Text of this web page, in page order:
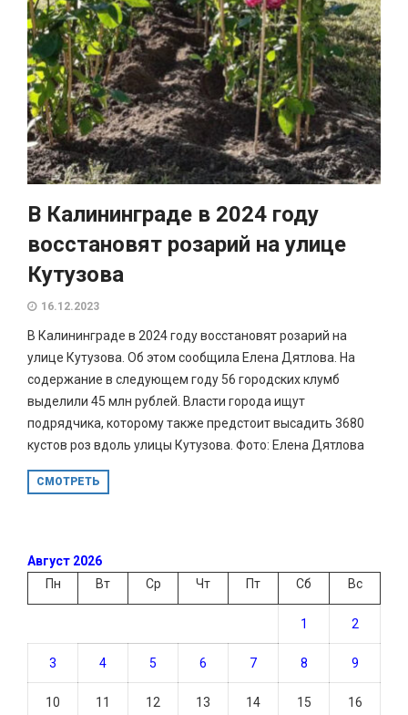
В Калининграде в 2024 году
восстановят розарий на улице
Кутузова
16.12.2023
В Калининграде в 2024 году восстановят розарий на
улице Кутузова. Об этом сообщила Елена Дятлова. На
содержание в следующем году 56 городских клумб
выделили 45 млн рублей. Власти города ищут
подрядчика, которому также предстоит высадить 3680
кустов роз вдоль улицы Кутузова. Фото: Елена Дятлова
СМОТРЕТЬ
Август 2026
Пн
Вт Ср Чт Пт Сб Вс
1 2
3 4 5 6 7 8 9
10 11 12 13 14 15 16